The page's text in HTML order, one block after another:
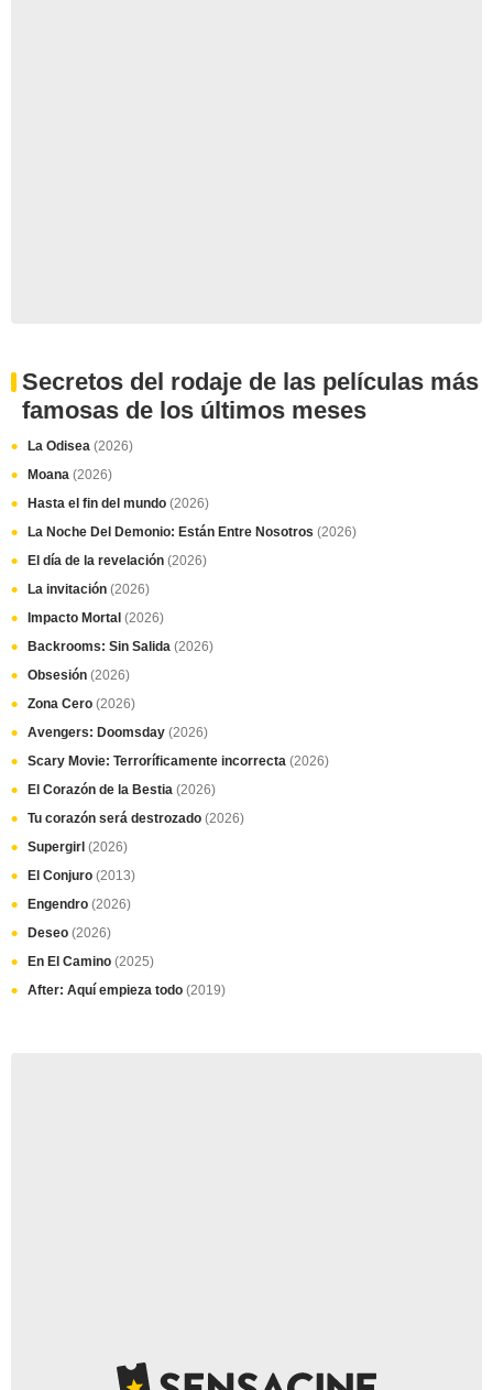
Secretos del rodaje de las películas más
famosas de los últimos meses
La Odisea (2026)
Moana (2026)
Hasta el fin del mundo (2026)
La Noche Del Demonio: Están Entre Nosotros (2026)
El día de la revelación (2026)
La invitación (2026)
Impacto Mortal (2026)
Backrooms: Sin Salida (2026)
Obsesión (2026)
Zona Cero (2026)
Avengers: Doomsday (2026)
Scary Movie: Terroríficamente incorrecta (2026)
El Corazón de la Bestia (2026)
Tu corazón será destrozado (2026)
Supergirl (2026)
El Conjuro (2013)
Engendro (2026)
Deseo (2026)
En El Camino (2025)
After: Aquí empieza todo (2019)